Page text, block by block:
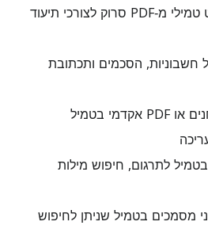
חילוץ טקסט טמילי מ‑PDF סרוק לצורכי תיעוד
חשבוניות, הסכמים ותכתובת
המרת מבחנים או PDF אקדמי בטמיל
הכנת PDF בטמיל לתרגום, חיפוש מילות
מסמכים בטמיל שניתן לחיפוש